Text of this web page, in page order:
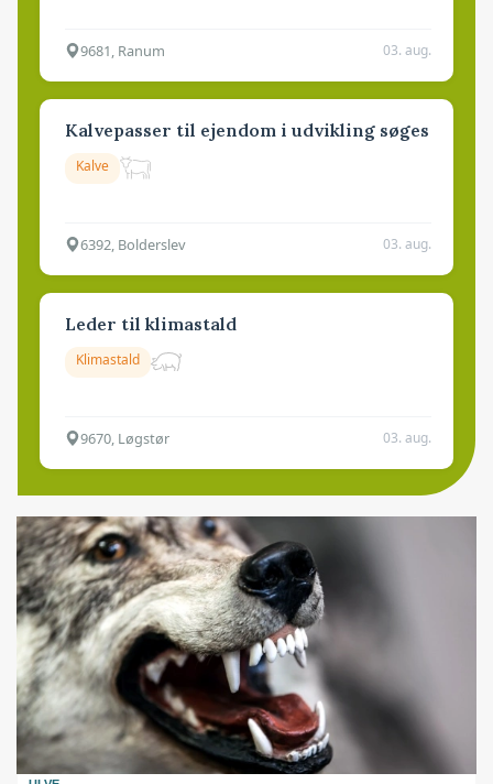
9681, Ranum 03. aug.
Kalvepasser til ejendom i udvikling søges
Kalve
6392, Bolderslev 03. aug.
Leder til klimastald
Klimastald
9670, Løgstør 03. aug.